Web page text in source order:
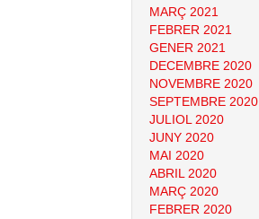
MARÇ 2021
FEBRER 2021
GENER 2021
DECEMBRE 2020
NOVEMBRE 2020
SEPTEMBRE 2020
JULIOL 2020
JUNY 2020
MAI 2020
ABRIL 2020
MARÇ 2020
FEBRER 2020